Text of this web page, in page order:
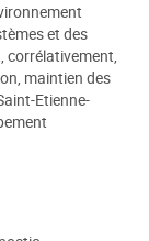
et des
corrélativement,
maintien des
Etienne-